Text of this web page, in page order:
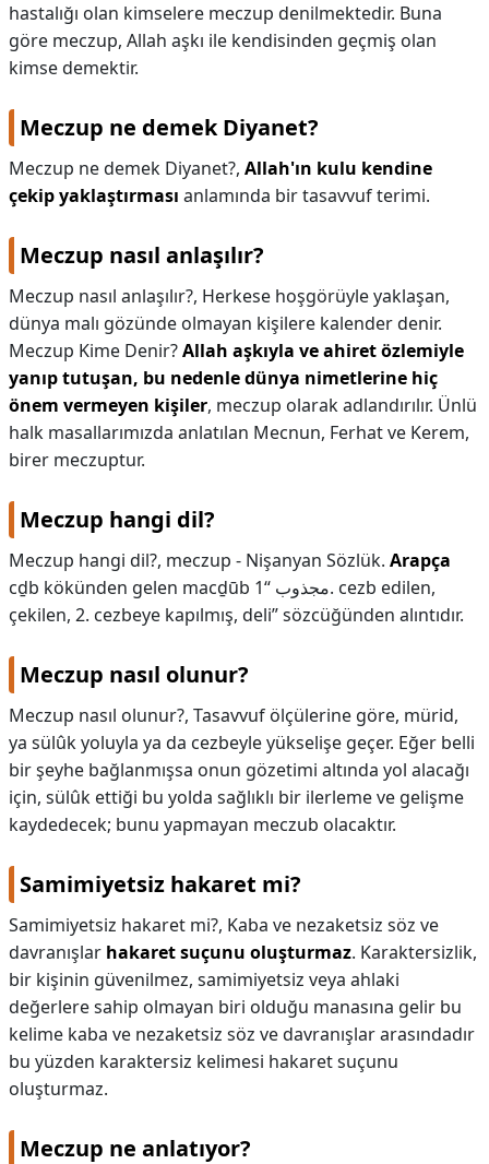
hastalığı olan kimselere meczup denilmektedir. Buna
göre meczup, Allah aşkı ile kendisinden geçmiş olan
kimse demektir.
Meczup ne demek Diyanet?
Meczup ne demek Diyanet?, Allah'ın kulu kendine
çekip yaklaştırması anlamında bir tasavvuf terimi.
Meczup nasıl anlaşılır?
Meczup nasıl anlaşılır?, Herkese hoşgörüyle yaklaşan,
dünya malı gözünde olmayan kişilere kalender denir.
Meczup Kime Denir?Allah aşkıyla ve ahiret özlemiyle
yanıp tutuşan, bu nedenle dünya nimetlerine hiç
önem vermeyen kişiler, meczup olarak adlandırılır. Ünlü
halk masallarımızda anlatılan Mecnun, Ferhat ve Kerem,
birer meczuptur.
Meczup hangi dil?
Meczup hangi dil?, meczup - Nişanyan Sözlük. Arapça
cḏb kökünden gelen macḏūb مجذوب “1. cezb edilen,
çekilen, 2. cezbeye kapılmış, deli” sözcüğünden alıntıdır.
Meczup nasıl olunur?
Meczup nasıl olunur?, Tasavvuf ölçülerine göre, mürid,
ya sülûk yoluyla ya da cezbeyle yükselişe geçer. Eğer belli
bir şeyhe bağlanmışsa onun gözetimi altında yol alacağı
için, sülûk ettiği bu yolda sağlıklı bir ilerleme ve gelişme
kaydedecek; bunu yapmayan meczub olacaktır.
Samimiyetsiz hakaret mi?
Samimiyetsiz hakaret mi?, Kaba ve nezaketsiz söz ve
davranışlar hakaret suçunu oluşturmaz. Karaktersizlik,
bir kişinin güvenilmez, samimiyetsiz veya ahlaki
değerlere sahip olmayan biri olduğu manasına gelir bu
kelime kaba ve nezaketsiz söz ve davranışlar arasındadır
bu yüzden karaktersiz kelimesi hakaret suçunu
oluşturmaz.
Meczup ne anlatıyor?